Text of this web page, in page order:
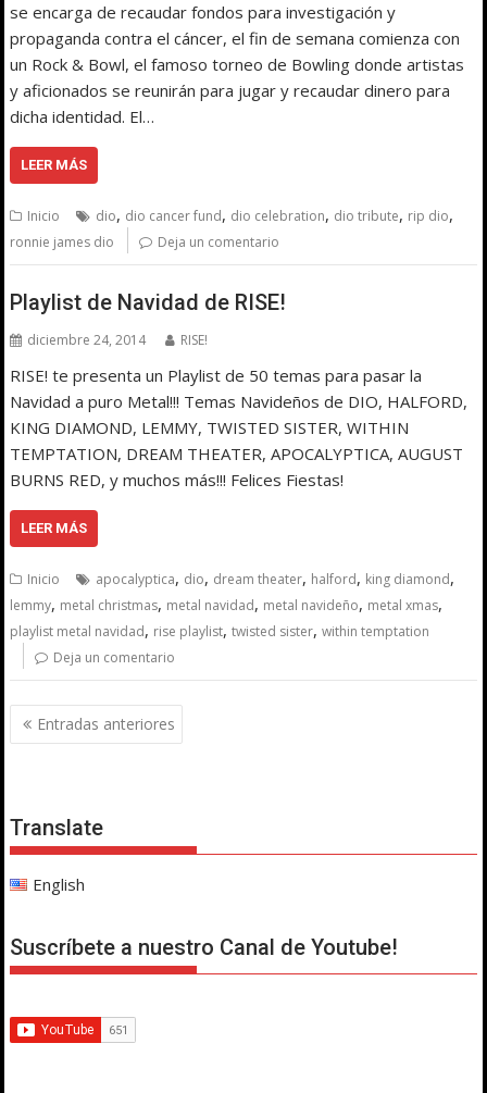
se encarga de recaudar fondos para investigación y
propaganda contra el cáncer, el fin de semana comienza con
un Rock & Bowl, el famoso torneo de Bowling donde artistas
y aficionados se reunirán para jugar y recaudar dinero para
dicha identidad. El…
LEER MÁS
Inicio dio, dio cancer fund, dio celebration, dio tribute, rip dio,
ronnie james dio Deja un comentario
Playlist de Navidad de RISE!
diciembre 24, 2014 RISE!
RISE! te presenta un Playlist de 50 temas para pasar la
Navidad a puro Metal!!! Temas Navideños de DIO, HALFORD,
KING DIAMOND, LEMMY, TWISTED SISTER, WITHIN
TEMPTATION, DREAM THEATER, APOCALYPTICA, AUGUST
BURNS RED, y muchos más!!! Felices Fiestas!
LEER MÁS
Inicio apocalyptica, dio, dream theater, halford, king diamond,
lemmy, metal christmas, metal navidad, metal navideño, metal xmas,
playlist metal navidad, rise playlist,twisted sister,within temptation
Deja un comentario
Navegación
de
Entradas anteriores
Translate
English
Suscríbete a nuestro Canal de Youtube!